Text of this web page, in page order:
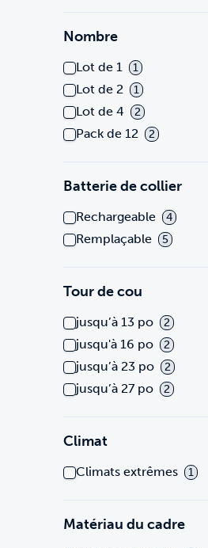
Nombre
Lot de 1 1
Lot de 2 1
Lot de 4 2
Pack de 12 2
Batterie de collier
Rechargeable 4
Remplaçable 5
Tour de cou
jusqu’à 13 po 2
jusqu'à 16 po 2
jusqu’à 23 po 2
jusqu’à 27 po 2
Climat
Climats extrêmes 1
Matériau du cadre